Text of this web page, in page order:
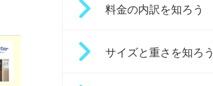
料金の内訳を知ろう
サイズと重さを知ろう